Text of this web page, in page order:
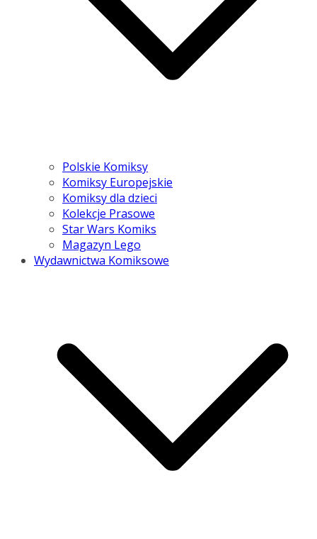
Polskie Komiksy
Komiksy Europejskie
Komiksy dla dzieci
Kolekcje Prasowe
Star Wars Komiks
Magazyn Lego
Wydawnictwa Komiksowe